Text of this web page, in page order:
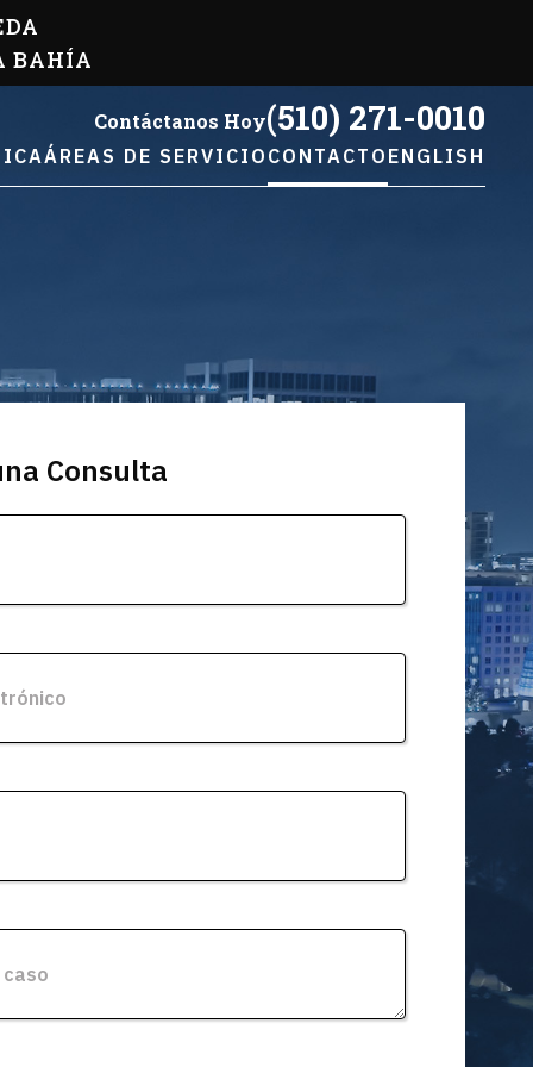
BAHÍA
Contáctanos Hoy(510) 271-0010
ÁREAS DE SERVICIO CONTACTO ENGLISH
Consulta